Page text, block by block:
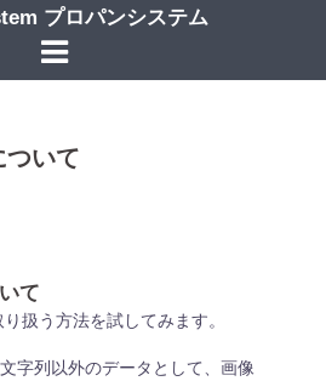
プロパンシステム
ついて
て
扱う方法を試してみます。
字列以外のデータとして、画像